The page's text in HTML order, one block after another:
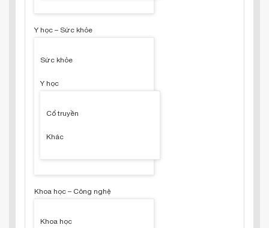
Y học – Sức khỏe
Sức khỏe
Y học
Cổ truyền
Khác
Khoa học – Công nghệ
Khoa học